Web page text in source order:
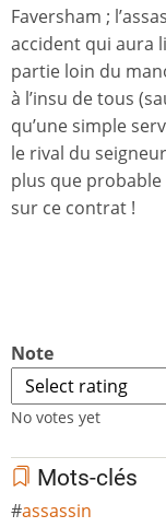
Faversham ;
accident qui aura
partie loin du
à l’insu de tous
qu’une simple
le rival du
plus que probable
sur ce contrat !
Note
No votes yet
Mots-clés
assassin